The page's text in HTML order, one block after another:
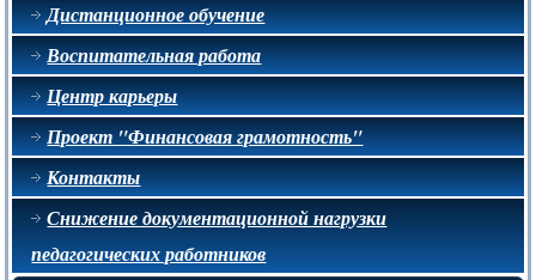
Дистанционное обучение
Воспитательная работа
Центр карьеры
Проект "Финансовая грамотность"
Контакты
Снижение документационной нагрузки
педагогических работников